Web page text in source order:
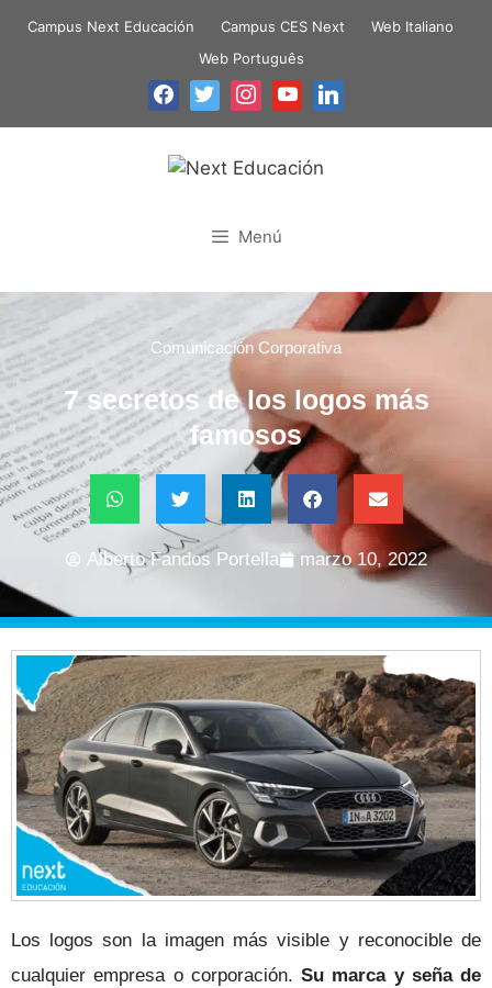
Campus Next Educación Campus CES Next
Web Italiano
Web Português
Menú
Comunicación Corporativa
7 secretos de los logos más
famosos
Alberto Fandos Portella marzo 10, 2022
Los logos son la imagen más visible y reconocible de
cualquier empresa o corporación. Su marca y seña de